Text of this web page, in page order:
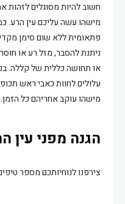
חשוב להיות מסוגלים לזהות
מישהו עשה עליכם עין הרע.
פתאומית ללא שום סימן
ניתנת להסבר, מזל רע או
או תחושה כללית של קללה.
עלולים לחוות כאבי ראש
מישהו עוקב אחריהם כל הזמן.
הגנה מפני עין
צירפנו לנוחיותכם מספר